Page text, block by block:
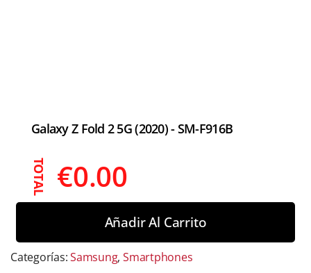
Galaxy Z Fold 2 5G (2020) - SM-F916B
TOTAL €0.00
Añadir Al Carrito
Categorías:Samsung, Smartphones